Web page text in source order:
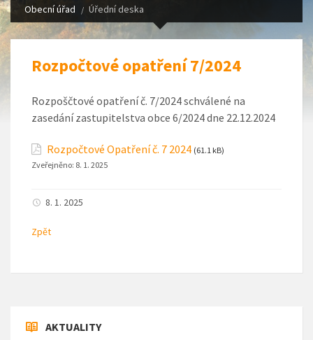
Obecní úřad Úřední deska
Rozpočtové opatření 7/2024
Rozpoščtové opatření č. 7/2024 schválené na
zasedání zastupitelstva obce 6/2024 dne 22.12.2024
Rozpočtové Opatření č. 7 2024 (61.1 kB)
Zveřejněno: 8. 1. 2025
8. 1. 2025
Zpět
AKTUALITY